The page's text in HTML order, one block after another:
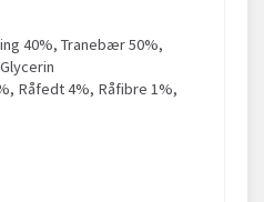
40%, Tranebær 50%,
Råfedt 4%, Råfibre 1%,